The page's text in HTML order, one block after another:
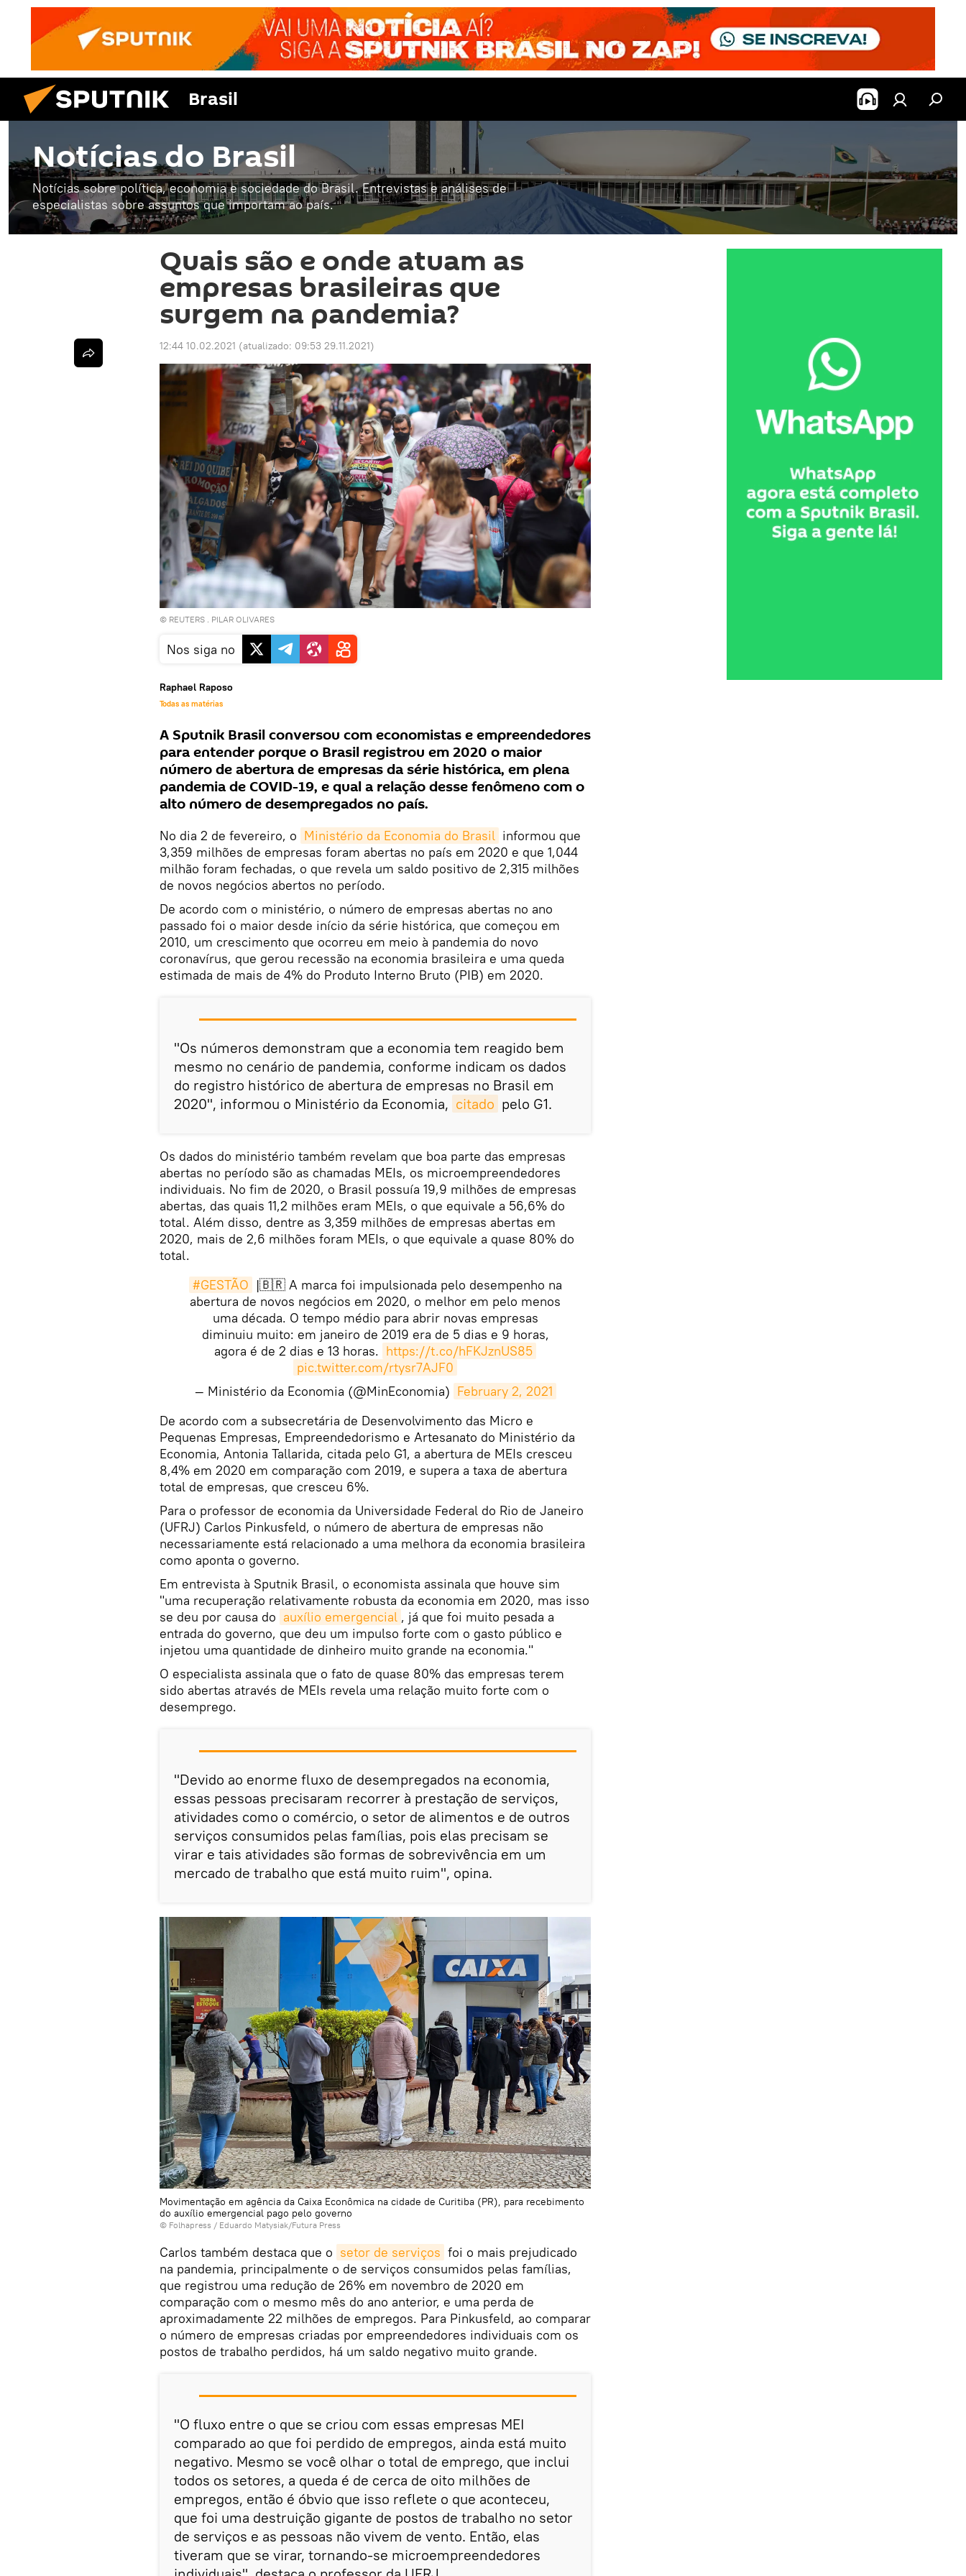
Brasil
Notícias do Brasil
Notícias sobre política, economia e sociedade do Brasil. Entrevistas e análises de
especialistas sobre assuntos que importam ao país.
Quais são e onde atuam as
empresas brasileiras que
surgem na pandemia?
12:44 10.02.2021 (atualizado: 09:53 29.11.2021)
© REUTERS . PILAR OLIVARES
Nos siga no
Raphael Raposo
Todas as matérias
A Sputnik Brasil conversou com economistas e empreendedores
para entender porque o Brasil registrou em 2020 o maior
número de abertura de empresas da série histórica, em plena
pandemia de COVID-19, e qual a relação desse fenômeno com o
alto número de desempregados no país.
No dia 2 de fevereiro, o Ministério da Economia do Brasil informou que
3,359 milhões de empresas foram abertas no país em 2020 e que 1,044
milhão foram fechadas, o que revela um saldo positivo de 2,315 milhões
de novos negócios abertos no período.
De acordo com o ministério, o número de empresas abertas no ano
passado foi o maior desde início da série histórica, que começou em
2010, um crescimento que ocorreu em meio à pandemia do novo
coronavírus, que gerou recessão na economia brasileira e uma queda
estimada de mais de 4% do Produto Interno Bruto (PIB) em 2020.
"Os números demonstram que a economia tem reagido bem
mesmo no cenário de pandemia, conforme indicam os dados
do registro histórico de abertura de empresas no Brasil em
2020", informou o Ministério da Economia, citado pelo G1.
Os dados do ministério também revelam que boa parte das empresas
abertas no período são as chamadas MEIs, os microempreendedores
individuais. No fim de 2020, o Brasil possuía 19,9 milhões de empresas
abertas, das quais 11,2 milhões eram MEIs, o que equivale a 56,6% do
total. Além disso, dentre as 3,359 milhões de empresas abertas em
2020, mais de 2,6 milhões foram MEIs, o que equivale a quase 80% do
total.
#GESTÃO |🇧🇷 A marca foi impulsionada pelo desempenho na
abertura de novos negócios em 2020, o melhor em pelo menos
uma década. O tempo médio para abrir novas empresas
diminuiu muito: em janeiro de 2019 era de 5 dias e 9 horas,
agora é de 2 dias e 13 horas. https://t.co/hFKJznUS85
pic.twitter.com/rtysr7AJF0
— Ministério da Economia (@MinEconomia) February 2, 2021
De acordo com a subsecretária de Desenvolvimento das Micro e
Pequenas Empresas, Empreendedorismo e Artesanato do Ministério da
Economia, Antonia Tallarida, citada pelo G1, a abertura de MEIs cresceu
8,4% em 2020 em comparação com 2019, e supera a taxa de abertura
total de empresas, que cresceu 6%.
Para o professor de economia da Universidade Federal do Rio de Janeiro
(UFRJ) Carlos Pinkusfeld, o número de abertura de empresas não
necessariamente está relacionado a uma melhora da economia brasileira
como aponta o governo.
Em entrevista à Sputnik Brasil, o economista assinala que houve sim
"uma recuperação relativamente robusta da economia em 2020, mas isso
se deu por causa do auxílio emergencial , já que foi muito pesada a
entrada do governo, que deu um impulso forte com o gasto público e
injetou uma quantidade de dinheiro muito grande na economia."
O especialista assinala que o fato de quase 80% das empresas terem
sido abertas através de MEIs revela uma relação muito forte com o
desemprego.
"Devido ao enorme fluxo de desempregados na economia,
essas pessoas precisaram recorrer à prestação de serviços,
atividades como o comércio, o setor de alimentos e de outros
serviços consumidos pelas famílias, pois elas precisam se
virar e tais atividades são formas de sobrevivência em um
mercado de trabalho que está muito ruim", opina.
Movimentação em agência da Caixa Econômica na cidade de Curitiba (PR), para recebimento
do auxílio emergencial pago pelo governo
© Folhapress / Eduardo Matysiak/Futura Press
Carlos também destaca que o setor de serviços foi o mais prejudicado
na pandemia, principalmente o de serviços consumidos pelas famílias,
que registrou uma redução de 26% em novembro de 2020 em
comparação com o mesmo mês do ano anterior, e uma perda de
aproximadamente 22 milhões de empregos. Para Pinkusfeld, ao comparar
o número de empresas criadas por empreendedores individuais com os
postos de trabalho perdidos, há um saldo negativo muito grande.
"O fluxo entre o que se criou com essas empresas MEI
comparado ao que foi perdido de empregos, ainda está muito
negativo. Mesmo se você olhar o total de emprego, que inclui
todos os setores, a queda é de cerca de oito milhões de
empregos, então é óbvio que isso reflete o que aconteceu,
que foi uma destruição gigante de postos de trabalho no setor
de serviços e as pessoas não vivem de vento. Então, elas
tiveram que se virar, tornando-se microempreendedores